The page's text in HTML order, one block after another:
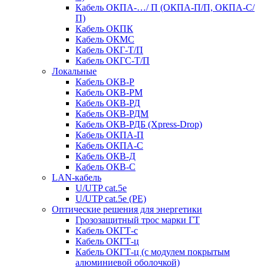
Кабель ОКПА-…/ П (ОКПА-П/П, ОКПА-С/
П)
Кабель ОКПК
Кабель ОКМС
Кабель ОКГ-Т/П
Кабель ОКГС-Т/П
Локальные
Кабель ОКВ-Р
Кабель ОКВ-РМ
Кабель ОКВ-РД
Кабель ОКВ-РДМ
Кабель ОКВ-РДБ (Xpress-Drop)
Кабель ОКПА-П
Кабель ОКПА-С
Кабель ОКВ-Д
Кабель ОКВ-С
LAN-кабель
U/UTP cat.5e
U/UTP cat.5e (PE)
Оптические решения для энергетики
Грозозащитный трос марки ГТ
Кабель ОКГТ-с
Кабель ОКГТ-ц
Кабель ОКГТ-ц (с модулем покрытым
алюминиевой оболочкой)